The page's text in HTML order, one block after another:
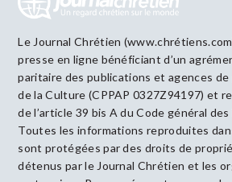
Le Journal Chrétien
presse en ligne bénéficiant d’un
paritaire des publications et agences
de la Culture (CPPAP 0327Z94197) et
de l’article 39 bis A du Code général
Toutes les informations reproduites
sont protégées par des droits de
détenus par le Journal Chrétien et les